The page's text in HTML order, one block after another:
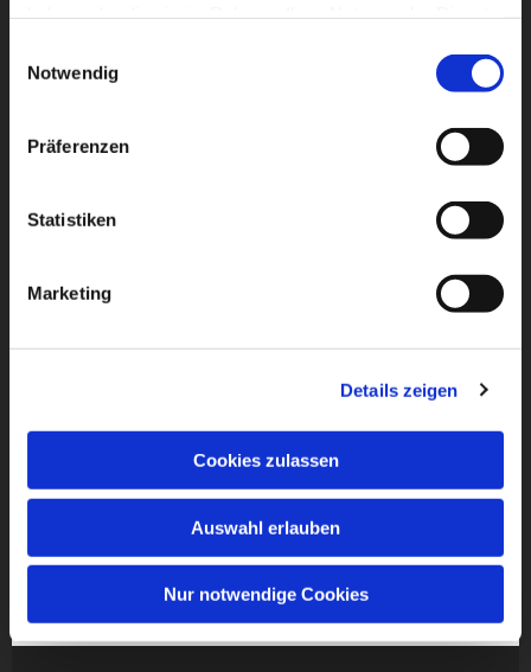
Notwendig
Präferenzen
Statistiken
Marketing
Details zeigen
Cookies zulassen
Auswahl erlauben
Nur notwendige Cookies
Dies könnte Sie auch